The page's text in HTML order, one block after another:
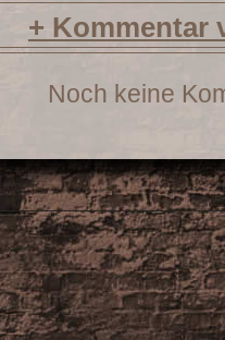
+ Kommentar
Noch keine